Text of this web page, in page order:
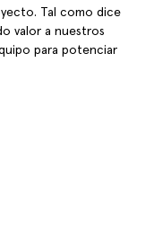
Tal como dice
valor a nuestros
para potenciar